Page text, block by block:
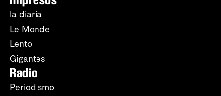
la diaria
Le Monde
Lento
Gigantes
Radio
Periodismo